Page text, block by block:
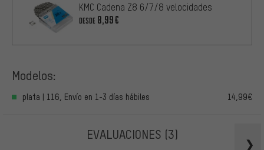
KMC Cadena Z8 6/7/8 velocidades
DESDE 8,99€
Modelos:
plata | 116, Envío en 1-3 días hábiles 14,99€
EVALUACIONES (3)